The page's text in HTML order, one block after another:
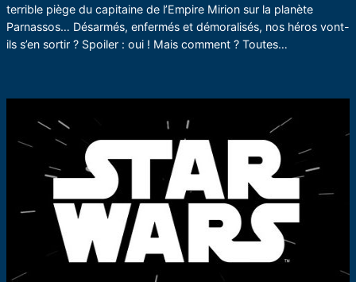
terrible piège du capitaine de l’Empire Mirion sur la planète
Parnassos… Désarmés, enfermés et démoralisés, nos héros vont-
ils s’en sortir ? Spoiler : oui ! Mais comment ? Toutes…